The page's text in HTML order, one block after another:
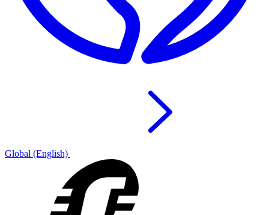
Global (English)